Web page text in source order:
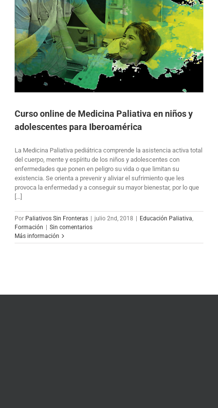
Curso online de Medicina Paliativa en niños y
adolescentes para Iberoamérica
La Medicina Paliativa pediátrica comprende la asistencia activa total
del cuerpo, mente y espíritu de los niños y adolescentes con
enfermedades que ponen en peligro su vida o que limitan su
existencia. Se orienta a prevenir y aliviar el sufrimiento que les
provoca la enfermedad y a conseguir su mayor bienestar, por lo que
[...]
Por Paliativos Sin Fronteras | julio 2nd, 2018 | Educación Paliativa
Formación | Sin comentarios
Más información